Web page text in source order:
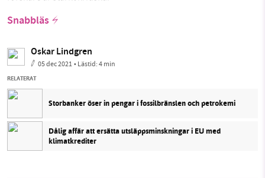
Snabbläs
Oskar Lindgren
05 dec 2021• Lästid:4 min
RELATERAT
Storbanker öser in pengar i fossilbränslen och petrokemi
Dålig affär att ersätta utsläppsminskningar i EU med
klimatkrediter